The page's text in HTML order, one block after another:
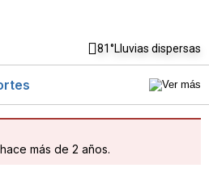
81°Lluvias dispersas
más de 2 años.